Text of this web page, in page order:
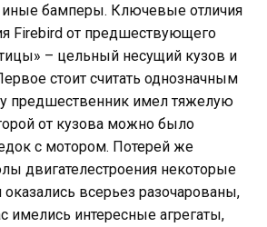
иные бамперы. Ключевые отличия
Firebird от предшествующего
– цельный несущий кузов и
стоит считать однозначным
предшественник имел тяжелую
от кузова можно было
с мотором. Потерей же
двигателестроения некоторые
всерьез разочарованы,
имелись интересные агрегаты,